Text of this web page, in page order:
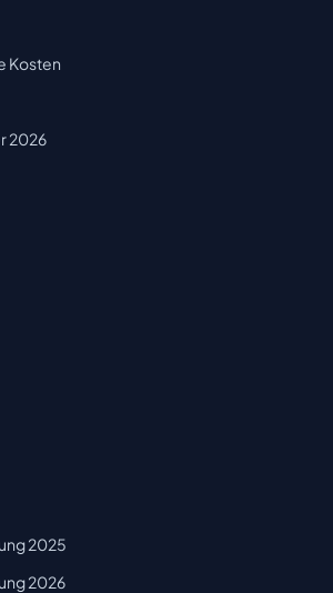
Kosten
2026
2025
2026